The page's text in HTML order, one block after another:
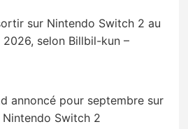
sur Nintendo Switch 2 au
selon Billbil-kun –
annoncé pour septembre sur
Switch 2